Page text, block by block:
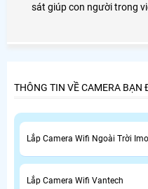
sát giúp con người trong
THÔNG TIN VỀ CAMERA BẠN
Lắp Camera Wifi Ngoài Trời
Lắp Camera Wifi Vantech